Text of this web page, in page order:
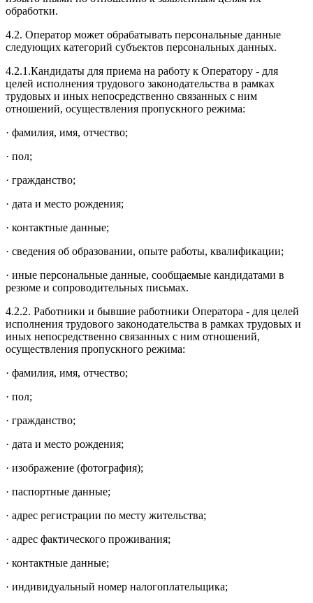
обработки.
4.2. Оператор может обрабатывать персональные данные
следующих категорий субъектов персональных данных.
4.2.1.Кандидаты для приема на работу к Оператору - для
целей исполнения трудового законодательства в рамках
трудовых и иных непосредственно связанных с ним
отношений, осуществления пропускного режима:
· фамилия, имя, отчество;
· пол;
· гражданство;
· дата и место рождения;
· контактные данные;
· сведения об образовании, опыте работы, квалификации;
· иные персональные данные, сообщаемые кандидатами в
резюме и сопроводительных письмах.
4.2.2. Работники и бывшие работники Оператора - для целей
исполнения трудового законодательства в рамках трудовых и
иных непосредственно связанных с ним отношений,
осуществления пропускного режима:
· фамилия, имя, отчество;
· пол;
· гражданство;
· дата и место рождения;
· изображение (фотография);
· паспортные данные;
· адрес регистрации по месту жительства;
· адрес фактического проживания;
· контактные данные;
· индивидуальный номер налогоплательщика;